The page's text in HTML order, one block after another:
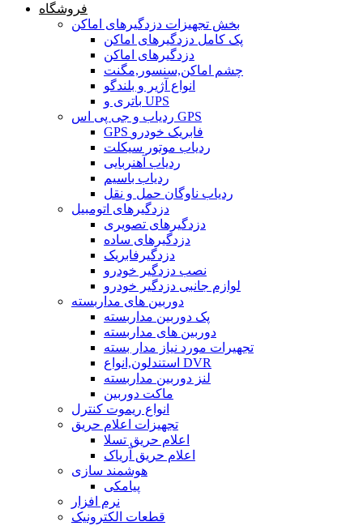
فروشگاه
بخش تجهیزات دزدگیرهای اماکن
پک کامل دزدگیرهای اماکن
دزدگیرهای اماکن
چشم اماکن,سنسور,مگنت
انواع آژیر و بلندگو
باتری و UPS
ردیاب و جی پی اس GPS
GPS فابریک خودرو
ردیاب موتور سیکلت
ردیاب آهنربایی
ردیاب باسیم
ردیاب ناوگان حمل و نقل
دزدگیرهای اتومبیل
دزدگیرهای تصویری
دزدگیرهای ساده
دزدگیرفابریک
نصب دزدگیر خودرو
لوازم جانبی دزدگیر خودرو
دوربین های مداربسته
پک دوربین مداربسته
دوربین های مداربسته
تجهیرات مورد نیاز مدار بسته
استندلون,انواع DVR
لنز دوربین مداربسته
ماکت دوربین
انواع ریموت کنترل
تجهیزات اعلام حریق
اعلام حریق تسلا
اعلام حریق آریاک
هوشمند سازی
پیامکی
نرم افزار
قطعات الکترونیک